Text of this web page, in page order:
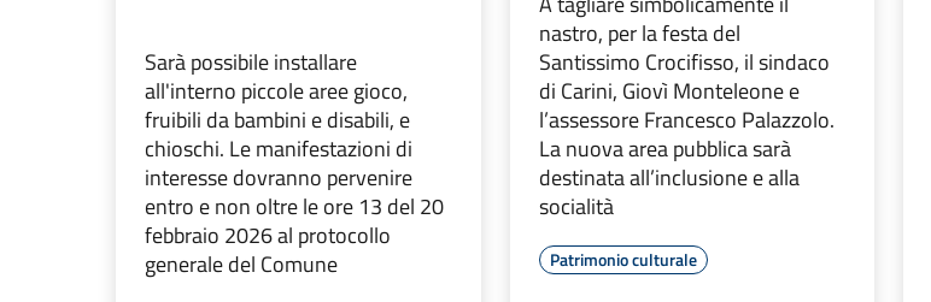
Sarà possibile installare
all'interno piccole aree gioco,
fruibili da bambini e disabili, e
chioschi. Le manifestazioni di
interesse dovranno pervenire
entro e non oltre le ore 13 del 20
febbraio 2026 al protocollo
generale del Comune
nastro, per la festa del
Santissimo Crocifisso, il sindaco
di Carini, Giovì Monteleone e
l’assessore Francesco Palazzolo.
La nuova area pubblica sarà
destinata all’inclusione e alla
socialità
Patrimonio culturale